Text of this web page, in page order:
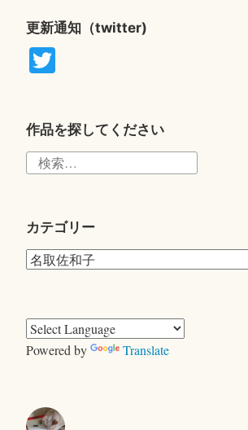
更新通知（twitter)
T
r
作品を探してください
カテゴリー
カ
リ
ー
Powered by Translate